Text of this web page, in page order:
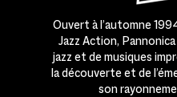
Ouvert à l’automne
Jazz Action,
jazz et de musiques
la découverte et de
son